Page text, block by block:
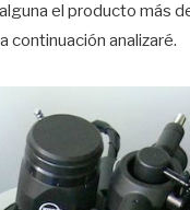
el producto más
analizaré.